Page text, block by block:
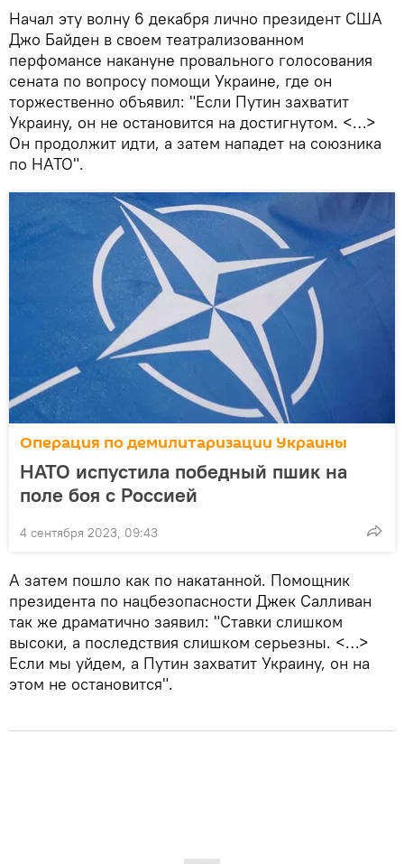
Начал эту волну 6 декабря лично президент США
Джо Байден в своем театрализованном
перфомансе накануне провального голосования
сената по вопросу помощи Украине, где он
торжественно объявил: "Если Путин захватит
Украину, он не остановится на достигнутом. <…>
Он продолжит идти, а затем нападет на союзника
по НАТО".
Операция по демилитаризации Украины
НАТО испустила победный пшик на
поле боя с Россией
4 сентября 2023, 09:43
А затем пошло как по накатанной. Помощник
президента по нацбезопасности Джек Салливан
так же драматично заявил: "Ставки слишком
высоки, а последствия слишком серьезны. <…>
Если мы уйдем, а Путин захватит Украину, он на
этом не остановится".